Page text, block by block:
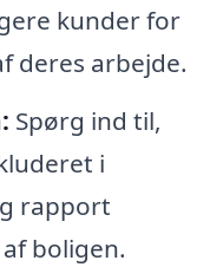
kunder for
deres arbejde.
Spørg ind til,
i
rapport
boligen.